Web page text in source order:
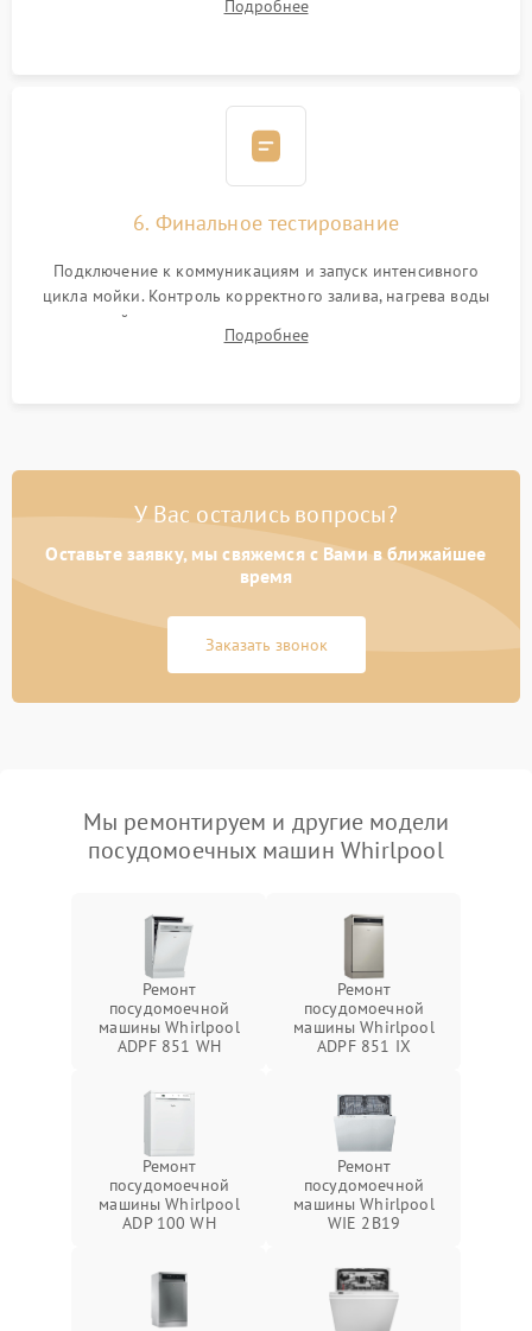
сборка корпуса и установка датчика поплавка.
Подробнее
6. Финальное тестирование
Подключение к коммуникациям и запуск интенсивного
цикла мойки. Контроль корректного залива, нагрева воды
до нужной температуры, отсутствия посторонних шумов,
штатного слива и абсолютной сухости в поддоне.
Подробнее
У Вас остались вопросы?
Оставьте заявку, мы свяжемся с Вами в ближайшее
время
Заказать звонок
Мы ремонтируем и другие модели
посудомоечных машин Whirlpool
Ремонт
посудомоечной
машины Whirlpool
ADPF 851 WH
Ремонт
посудомоечной
машины Whirlpool
ADPF 851 IX
Ремонт
посудомоечной
машины Whirlpool
ADP 100 WH
Ремонт
посудомоечной
машины Whirlpool
WIE 2B19